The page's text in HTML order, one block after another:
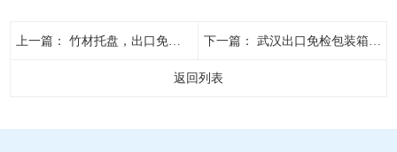
上一篇： 竹材托盘，出口免检托盘领域的“绿色突围战” 下一篇： 武汉出口免检包装箱的合规之路，从标准遵循到绿色转型
返回列表